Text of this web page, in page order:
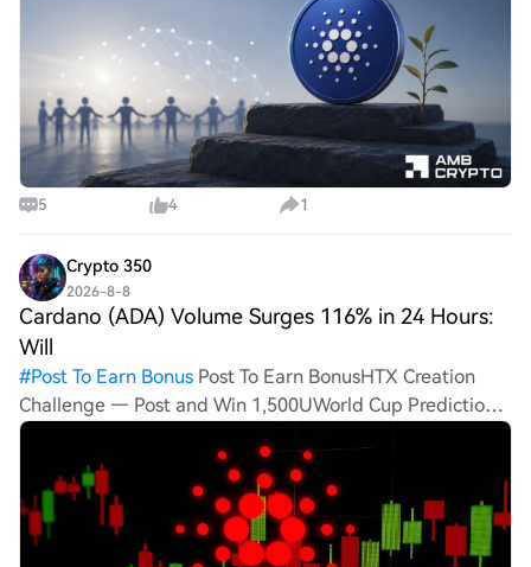
5 4 1
Crypto 350
2026-8-8
Cardano (ADA) Volume Surges 116% in 24 Hours:
Will
#Post To Earn Bonus Post To Earn BonusHTX Creation
Challenge — Post and Win 1,500UWorld Cup Predictions:
100,000 USDT DailyCardano (ADA) Volume Surges 116%
in 24 Hours: Will Bullrun Be Triggered?With trading
volume risin